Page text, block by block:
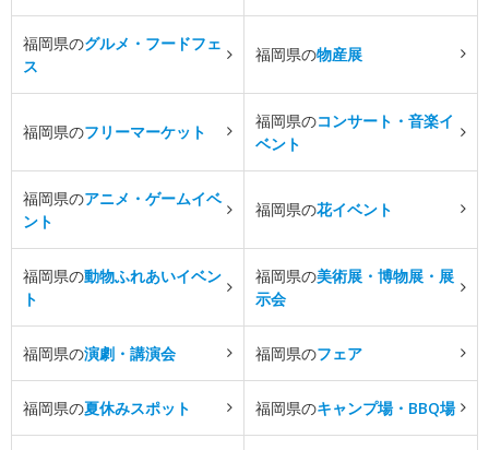
福岡県のグルメ・フードフェ
ス
福岡県の物産展
福岡県のフリーマーケット
福岡県のコンサート・音楽イ
ベント
福岡県のアニメ・ゲームイベ
ント
福岡県の花イベント
福岡県の動物ふれあいイベン
ト
福岡県の美術展・博物展・展
示会
福岡県の演劇・講演会 福岡県のフェア
福岡県の夏休みスポット 福岡県のキャンプ場・BBQ場